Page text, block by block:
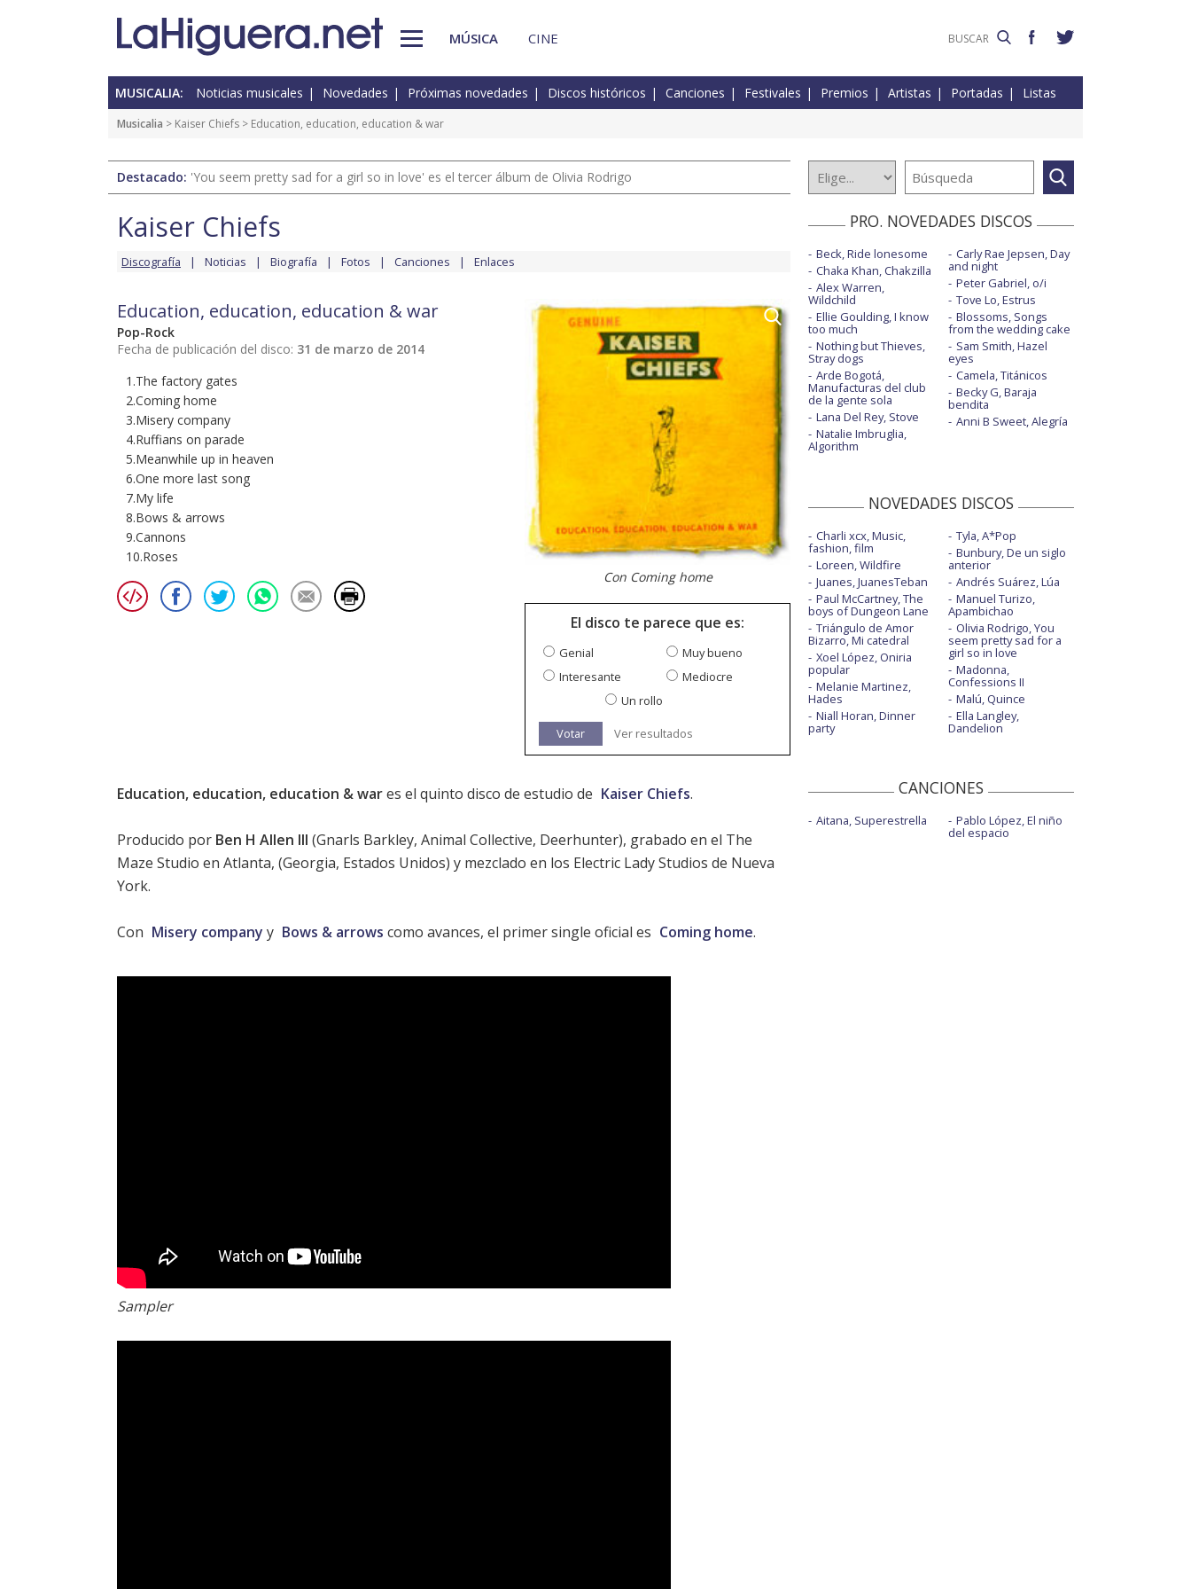
MÚSICA CINE
MUSICALIA: Noticias musicales Novedades Próximas novedades Discos históricos Canciones Festivales Premios Artistas Portadas Listas
Musicalia > Kaiser Chiefs > Education, education, education & war
Destacado: 'You seem pretty sad for a girl so in love' es el tercer álbum de Olivia Rodrigo
Kaiser Chiefs
Discografía Noticias Biografía Fotos Canciones Enlaces
Education, education, education & war
Pop-Rock
Fecha de publicación del disco: 31 de marzo de 2014
1.The factory gates
2.Coming home
3.Misery company
4.Ruffians on parade
5.Meanwhile up in heaven
6.One more last song
7.My life
8.Bows & arrows
9.Cannons
10.Roses
Con Coming home
El disco te parece que es:
Genial
Muy bueno
Interesante
Mediocre
Un rollo
Votar Ver resultados
Education, education, education & wares el quinto disco de estudio de Kaiser Chiefs.
Producido por Ben H Allen III (Gnarls Barkley, Animal Collective, Deerhunter), grabado en el The
Maze Studio en Atlanta, (Georgia, Estados Unidos) y mezclado en los Electric Lady Studios de Nueva
York.
Con Misery company y Bows & arrows como avances, el primer single oficial es Coming home.
Sampler
PRO. NOVEDADES DISCOS
Beck, Ride lonesome
Chaka Khan, Chakzilla
Alex Warren,
Wildchild
Ellie Goulding, I know
too much
Nothing but Thieves,
Stray dogs
Arde Bogotá,
Manufacturas del club
de la gente sola
Lana Del Rey, Stove
Natalie Imbruglia,
Algorithm
Carly Rae Jepsen, Day
and night
Peter Gabriel, o/i
Tove Lo, Estrus
Blossoms, Songs
from the wedding cake
Sam Smith, Hazel
eyes
Camela, Titánicos
Becky G, Baraja
bendita
Anni B Sweet, Alegría
NOVEDADES DISCOS
Charli xcx, Music,
fashion, film
Loreen, Wildfire
Juanes, JuanesTeban
Paul McCartney, The
boys of Dungeon Lane
Triángulo de Amor
Bizarro, Mi catedral
Xoel López, Oniria
popular
Melanie Martinez,
Hades
Niall Horan, Dinner
party
Tyla, A*Pop
Bunbury, De un siglo
anterior
Andrés Suárez, Lúa
Manuel Turizo,
Apambichao
Olivia Rodrigo, You
seem pretty sad for a
girl so in love
Madonna,
Confessions II
Malú, Quince
Ella Langley,
Dandelion
CANCIONES
Aitana, Superestrella Pablo López, El niño
del espacio